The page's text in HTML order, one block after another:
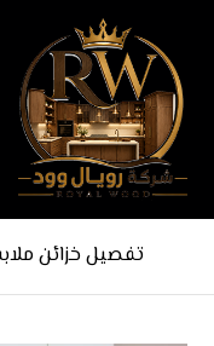
تفصيل خزائن ملابس